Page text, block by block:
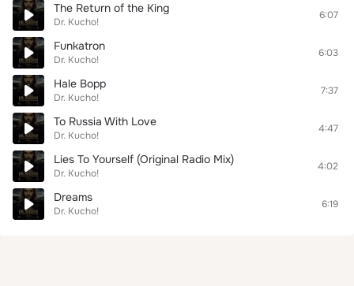
The Return of the King
Dr. Kucho!
6:07
Funkatron
Dr. Kucho!
6:03
Hale Bopp
Dr. Kucho!
7:37
To Russia With Love
Dr. Kucho!
4:47
Lies To Yourself (Original Radio Mix)
Dr. Kucho!
4:02
Dreams
Dr. Kucho!
6:19